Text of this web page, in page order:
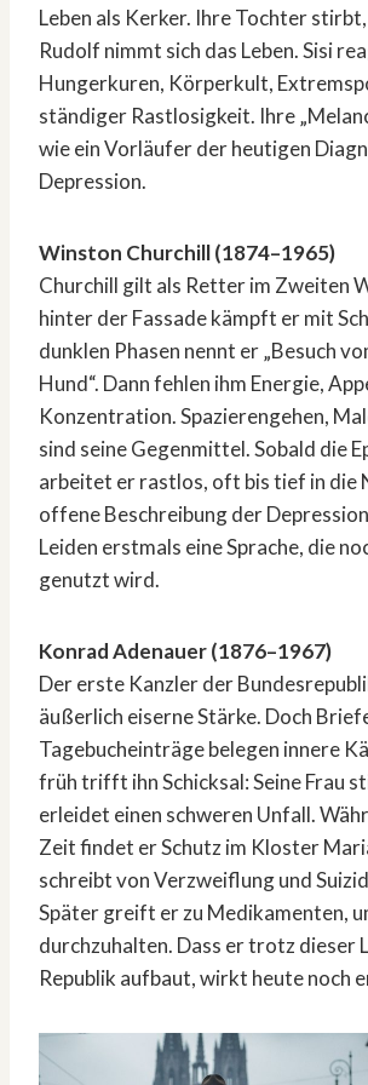
Leben als Kerker. Ihre Tochter
Rudolf nimmt sich das Leben. Sisi
Hungerkuren, Körperkult,
ständiger Rastlosigkeit. Ihre
wie ein Vorläufer der heutigen
Depression.
Winston Churchill (1874–1965)
Churchill gilt als Retter im Zweiten
hinter der Fassade kämpft er mit
dunklen Phasen nennt er „Besuch
Hund“. Dann fehlen ihm Energie,
Konzentration. Spazierengehen,
sind seine Gegenmittel. Sobald die
arbeitet er rastlos, oft bis tief in die
offene Beschreibung der
Leiden erstmals eine Sprache, die
genutzt wird.
Konrad Adenauer (1876–1967)
Der erste Kanzler der
äußerlich eiserne Stärke. Doch
Tagebucheinträge belegen innere
früh trifft ihn Schicksal: Seine Frau
erleidet einen schweren Unfall.
Zeit findet er Schutz im Kloster
schreibt von Verzweiflung und
Später greift er zu Medikamenten,
durchzuhalten. Dass er trotz dieser
Republik aufbaut, wirkt heute noch